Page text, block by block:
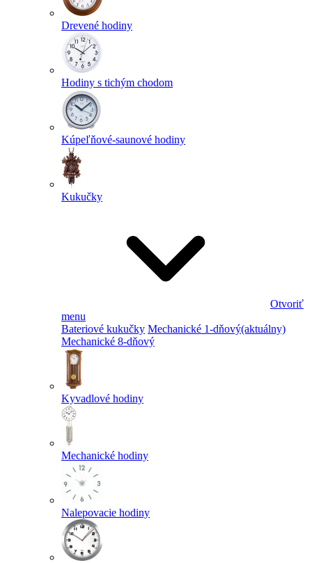
Drevené hodiny
Hodiny s tichým chodom
Kúpeľňové-saunové hodiny
Kukučky
Otvoriť
menu
Bateriové kukučky Mechanické 1-dňový(aktuálny)
Mechanické 8-dňový
Kyvadlové hodiny
Mechanické hodiny
Nalepovacie hodiny